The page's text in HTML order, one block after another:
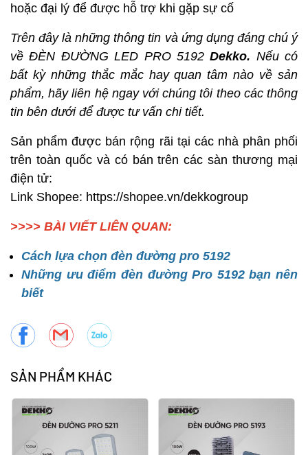
hoặc đại lý để được hỗ trợ khi gặp sự cố
Trên đây là những thông tin và ứng dụng đáng chú ý
về ĐÈN ĐƯỜNG LED PRO 5192Dekko. Nếu có
bất kỳ những thắc mắc hay quan tâm nào về sản
phẩm, hãy liên hệ ngay với chúng tôi theo các thông
tin bên dưới để được tư vấn chi tiết.
Sản phẩm được bán rộng rãi tại các nhà phân phối
trên toàn quốc và có bán trên các sàn thương mại
điện tử:
Link Shopee: https://shopee.vn/dekkogroup
>>>> BÀI VIẾT LIÊN QUAN:
Cách lựa chọn đèn đường pro 5192
Những ưu điểm đèn đường Pro 5192 bạn nên
biết
SẢN PHẨM KHÁC